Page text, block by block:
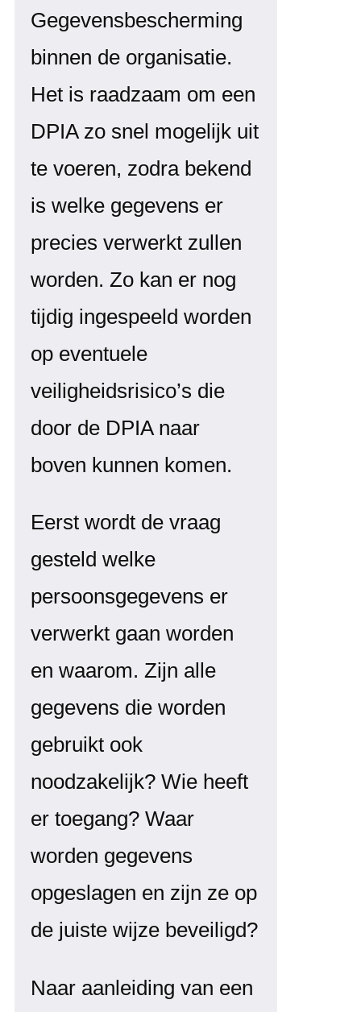
Gegevensbescherming
binnen de organisatie.
Het is raadzaam om een
DPIA zo snel mogelijk uit
te voeren, zodra bekend
is welke gegevens er
precies verwerkt zullen
worden. Zo kan er nog
tijdig ingespeeld worden
op eventuele
veiligheidsrisico’s die
door de DPIA naar
boven kunnen komen.
Eerst wordt de vraag
gesteld welke
persoonsgegevens er
verwerkt gaan worden
en waarom. Zijn alle
gegevens die worden
gebruikt ook
noodzakelijk? Wie heeft
er toegang? Waar
worden gegevens
opgeslagen en zijn ze op
de juiste wijze beveiligd?
Naar aanleiding van een